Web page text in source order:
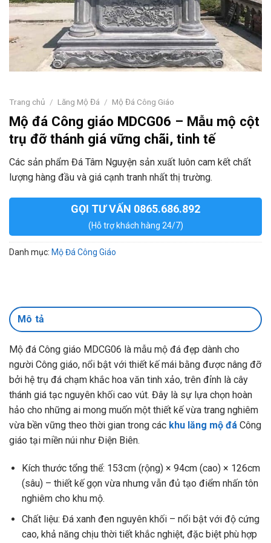
Trang chủ / Lăng Mộ Đá / Mộ Đá Công Giáo
Mộ đá Công giáo MDCG06 – Mẫu mộ cột
trụ đỡ thánh giá vững chãi, tinh tế
Các sản phẩm Đá Tâm Nguyện sản xuất luôn cam kết chất
lượng hàng đầu và giá cạnh tranh nhất thị trường.
GỌI TƯ VẤN 0865.686.892
(Hỗ trợ khách hàng 24/7)
Danh mục: Mộ Đá Công Giáo
Mô tả
Mộ đá Công giáo MDCG06 là mẫu mộ đá đẹp dành cho
người Công giáo, nổi bật với thiết kế mái bằng được nâng đỡ
bởi hệ trụ đá chạm khắc hoa văn tinh xảo, trên đỉnh là cây
thánh giá tạc nguyên khối cao vút. Đây là sự lựa chọn hoàn
hảo cho những ai mong muốn một thiết kế vừa trang nghiêm
vừa bền vững theo thời gian trong các khu lăng mộ đá Công
giáo tại miền núi như Điện Biên.
Kích thước tổng thể: 153cm (rộng) × 94cm (cao) × 126cm
(sâu) – thiết kế gọn vừa nhưng vẫn đủ tạo điểm nhấn tôn
nghiêm cho khu mộ.
Chất liệu: Đá xanh đen nguyên khối – nổi bật với độ cứng
cao, khả năng chịu thời tiết khắc nghiệt, đặc biệt phù hợp